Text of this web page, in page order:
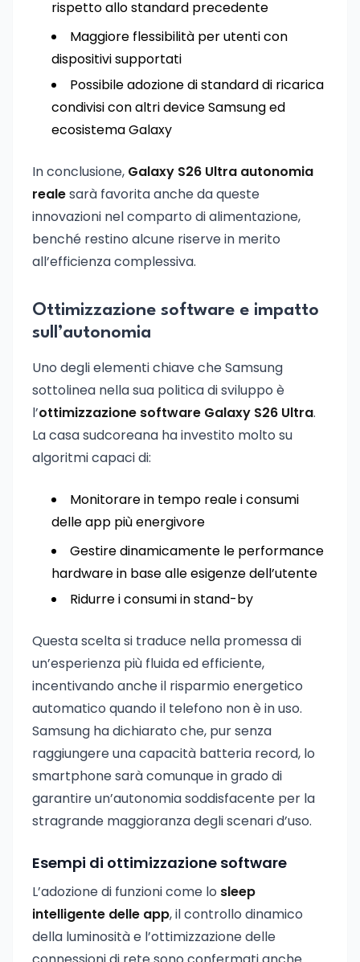
rispetto allo standard precedente
Maggiore flessibilità per utenti con
dispositivi supportati
Possibile adozione di standard di ricarica
condivisi con altri device Samsung ed
ecosistema Galaxy
In conclusione, Galaxy S26 Ultra autonomia
realesarà favorita anche da queste
innovazioni nel comparto di alimentazione,
benché restino alcune riserve in merito
all’efficienza complessiva.
Ottimizzazione software e impatto
sull’autonomia
Uno degli elementi chiave che Samsung
sottolinea nella sua politica di sviluppo è
l’ottimizzazione software Galaxy S26 Ultra.
La casa sudcoreana ha investito molto su
algoritmi capaci di:
Monitorare in tempo reale i consumi
delle app più energivore
Gestire dinamicamente le performance
hardware in base alle esigenze dell’utente
Ridurre i consumi in stand-by
Questa scelta si traduce nella promessa di
un’esperienza più fluida ed efficiente,
incentivando anche il risparmio energetico
automatico quando il telefono non è in uso.
Samsung ha dichiarato che, pur senza
raggiungere una capacità batteria record, lo
smartphone sarà comunque in grado di
garantire un’autonomia soddisfacente per la
stragrande maggioranza degli scenari d’uso.
Esempi di ottimizzazione software
L’adozione di funzioni come lo sleep
intelligente delle app, il controllo dinamico
della luminosità e l’ottimizzazione delle